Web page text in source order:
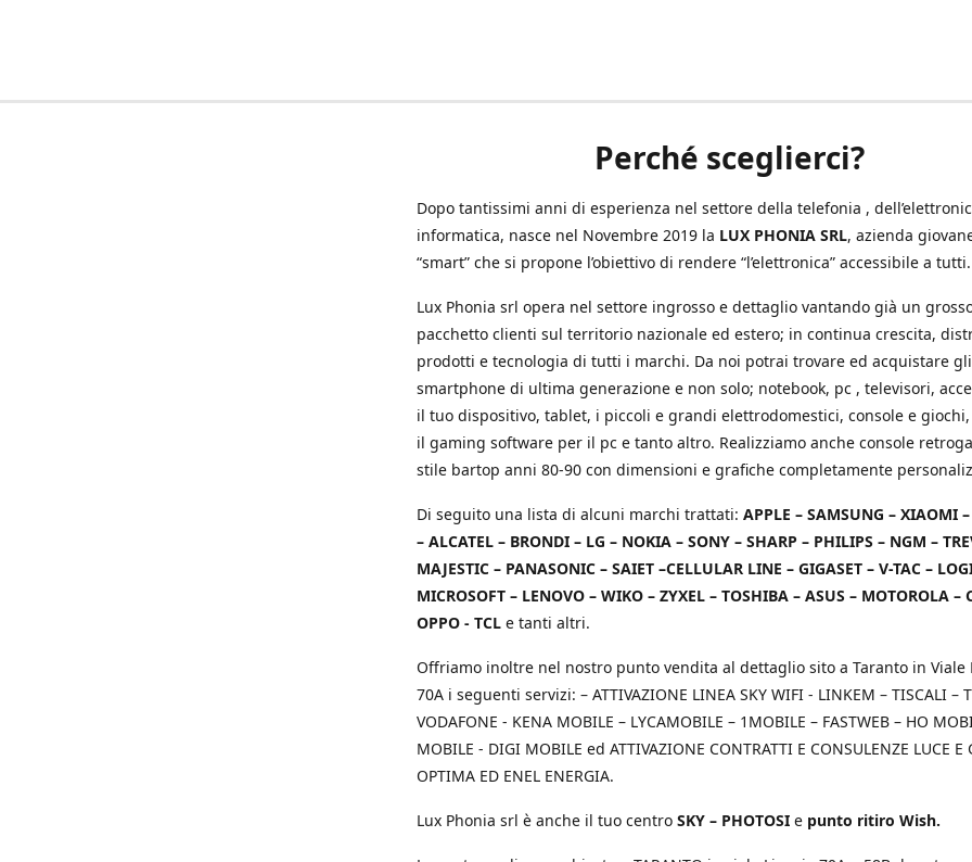
Perché sceglierci?
Dopo tantissimi anni di esperienza nel settore della telefonia ,
informatica, nasce nel Novembre 2019 la LUX PHONIA SRL, azienda
“smart” che si propone l’obiettivo di rendere “l’elettronica” accessibile a tutti.
Lux Phonia srl opera nel settore ingrosso e dettaglio vantando già un
pacchetto clienti sul territorio nazionale ed estero; in continua crescita,
prodotti e tecnologia di tutti i marchi. Da noi potrai trovare ed acquistare gli
smartphone di ultima generazione e non solo; notebook, pc , televisori,
il tuo dispositivo, tablet, i piccoli e grandi elettrodomestici, console e
il gaming software per il pc e tanto altro. Realizziamo anche console
stile bartop anni 80-90 con dimensioni e grafiche completamente
Di seguito una lista di alcuni marchi trattati: APPLE – SAMSUNG – XIAOMI
– ALCATEL – BRONDI – LG – NOKIA – SONY – SHARP – PHILIPS – NGM –
MAJESTIC – PANASONIC – SAIET –CELLULAR LINE – GIGASET – V-TAC –
MICROSOFT – LENOVO – WIKO – ZYXEL – TOSHIBA – ASUS – MOTOROLA –
OPPO - TCL e tanti altri.
Offriamo inoltre nel nostro punto vendita al dettaglio sito a Taranto in Viale
70A i seguenti servizi: – ATTIVAZIONE LINEA SKY WIFI - LINKEM – TISCALI –
VODAFONE - KENA MOBILE – LYCAMOBILE – 1MOBILE – FASTWEB – HO
MOBILE - DIGI MOBILE ed ATTIVAZIONE CONTRATTI E CONSULENZE LUCE E
OPTIMA ED ENEL ENERGIA.
Lux Phonia srl è anche il tuo centro SKY – PHOTOSI e punto ritiro Wish.